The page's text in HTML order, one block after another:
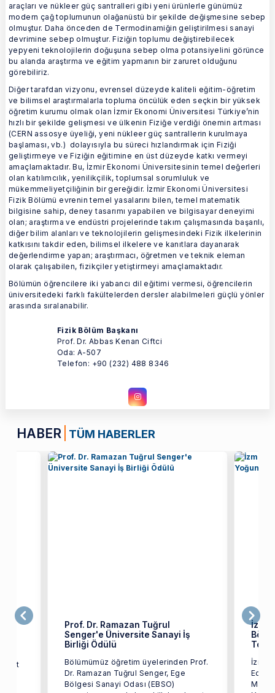
araçları ve nükleer güç santralleri gibi yeni ürünlerle günümüz
modern çağ toplumunun olağanüstü bir şekilde değişmesine sebep
olmuştur. Daha önceden de Termodinamiğin geliştirilmesi sanayi
devrimine sebep olmuştur. Fiziğin toplumu değiştirebilecek
yepyeni teknolojilerin doğuşuna sebep olma potansiyelini görünce
bu alanda araştırma ve eğitim yapmanın bir zaruret olduğunu
görebiliriz.
Diğer tarafdan vizyonu, evrensel düzeyde kaliteli eğitim-öğretim
ve bilimsel araştırmalarla topluma öncülük eden seçkin bir yüksek
öğretim kurumu olmak olan İzmir Ekonomi Üniversitesi Türkiye’nin
hızlı bir şekilde gelişmesi ve ülkenin Fiziğe verdiği önemin artması
(CERN assosye üyeliği, yeni nükleer güç santrallerin kurulmaya
başlaması, vb.) dolayısıyla bu süreci hızlandırmak için Fiziği
geliştirmeye ve Fiziğin eğitimine en üst düzeyde katkı vermeyi
amaçlamaktadır. Bu, İzmir Ekonomi Üniversitesinin temel değerleri
olan katılımcılık, yenilikçilik, toplumsal sorumluluk ve
mükemmeliyetçiliğinin bir gereğidir. İzmir Ekonomi Üniversitesi
Fizik Bölümü evrenin temel yasalarını bilen, temel matematik
bilgisine sahip, deney tasarımı yapabilen ve bilgisayar deneyimi
olan; araştırma ve endüstri projelerinde takım çalışmasında başarılı,
diğer bilim alanları ve teknolojilerin gelişmesindeki Fizik ilkelerinin
katkısını takdir eden, bilimsel ilkelere ve kanıtlara dayanarak
değerlendirme yapan; araştırmacı, öğretmen ve teknik eleman
olarak çalışabilen, fizikçiler yetiştirmeyi amaçlamaktadır.
Bölümün öğrencilere iki yabancı dil eğitimi vermesi, öğrencilerin
üniversitedeki farklı fakültelerden dersler alabilmeleri güçlü yönler
arasında sıralanabilir.
Fizik Bölüm Başkanı
Prof. Dr. Abbas Kenan Ciftci
Oda: A-507
Telefon: +90 (232) 488 8346
HABER TÜM HABERLER
Prof. Dr. Ramazan Tuğrul
Senger'e Üniversite Sanayi İş
Birliği Ödülü
Bölümümüz öğretim üyelerinden Prof.
Dr. Ramazan Tuğrul Senger, Ege
Bölgesi Sanayi Odası (EBSO)
İzmir
İzmir